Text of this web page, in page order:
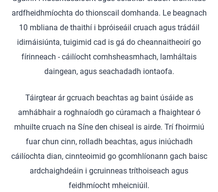
ardfheidhmíochta do thionscail domhanda. Le beagnach
10 mbliana de thaithí i bpróiseáil cruach agus trádáil
idirnáisiúnta, tuigimid cad is gá do cheannaitheoirí go
fírinneach - cáilíocht comhsheasmhach, lamháltais
daingean, agus seachadadh iontaofa.
Táirgtear ár gcruach beachtas ag baint úsáide as
amhábhair a roghnaíodh go cúramach a fhaightear ó
mhuilte cruach na Síne den chiseal is airde. Trí fhoirmiú
fuar chun cinn, rolladh beachtas, agus iniúchadh
cáilíochta dian, cinnteoimid go gcomhlíonann gach baisc
ardchaighdeáin i gcruinneas tríthoiseach agus
feidhmíocht mheicniúil.